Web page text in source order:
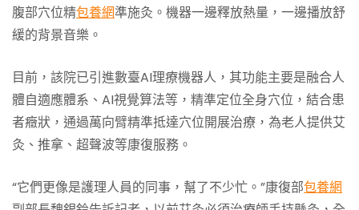
腹部穴位精包養網準施灸。機器一邊釋放熱量，一邊播放舒
緩的背景音樂。
目前，該院已引進數臺AI理療機器人，其功能主要是融合人
體自適應體系、AI視覺算法等，精準定位全身穴位，結合患
者癥狀，通過萬向臂精準抵達穴位開展治療，為老人提供艾
灸、推拿、超聲波等康復服務。
“它們更像是護理人員的同事，幫了不少忙。”康復部包養網